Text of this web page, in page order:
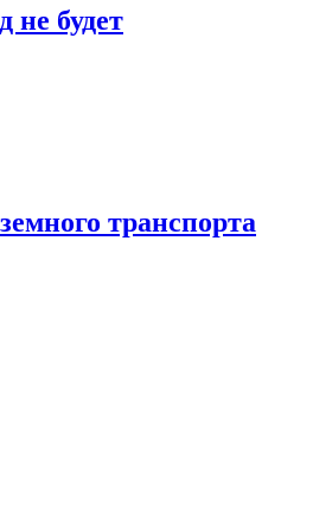
не будет
транспорта